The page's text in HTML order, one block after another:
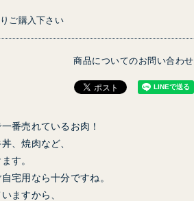
ご購入下さい
商品についてのお問い合わせ
番売れているお肉！
、焼肉など、
す。
宅用なら十分ですね。
ますから、